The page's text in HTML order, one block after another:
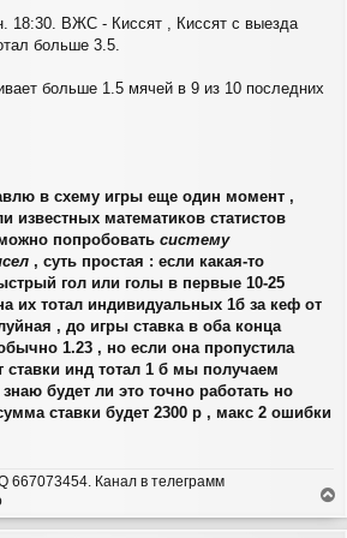
18:30. ВЖС - Киссят , Киссят с выезда
больше 3.5.
больше 1.5 мячей в 9 из 10 последних
в схему игры еще один момент ,
известных математиков статистов
попробовать систему
, суть простая : если какая-то
гол или голы в первые 10-25
их тотал индивидуальных 1б за кеф от
, до игры ставка в оба конца
1.23 , но если она пропустила
ставки инд тотал 1 б мы получаем
будет ли это точно работать но
ставки будет 2300 р , макс 2 ошибки
667073454. Канал в телеграмм
е
р